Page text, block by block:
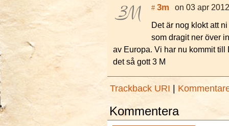
# 3m on 03 apr
Det är nog klokt att
som dragit ner över
av Europa. Vi har nu kommit till
det så gott 3 M
Trackback URI
Kommentera